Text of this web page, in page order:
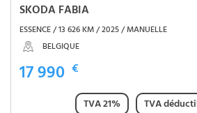
SKODA FABIA
ESSENCE / 13 626 KM / 2025 / MANUELLE
BELGIQUE
17 990 €
TVA 21%
TVA